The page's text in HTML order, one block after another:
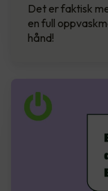
Det er faktisk
en full
hånd!